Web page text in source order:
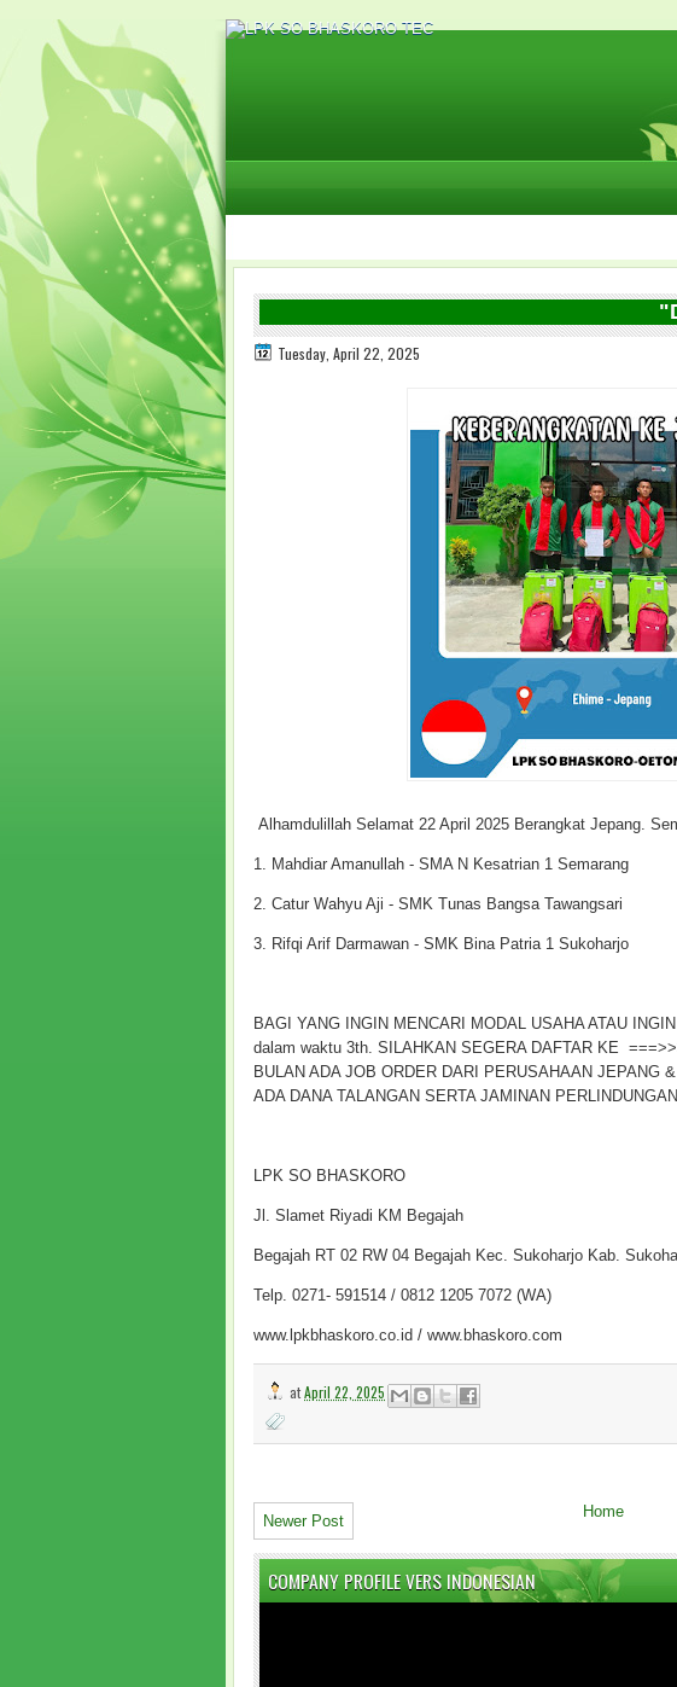
Tuesday, April 22, 2025
Alhamdulillah Selamat 22 April 2025 Berangkat Jepang.
1. Mahdiar Amanullah - SMA N Kesatrian 1 Semarang
2. Catur Wahyu Aji - SMK Tunas Bangsa Tawangsari
3. Rifqi Arif Darmawan - SMK Bina Patria 1 Sukoharjo
BAGI YANG INGIN MENCARI MODAL USAHA ATAU
dalam waktu 3th. SILAHKAN SEGERA DAFTAR KE
BULAN ADA JOB ORDER DARI PERUSAHAAN JEPANG
ADA DANA TALANGAN SERTA JAMINAN
LPK SO BHASKORO
Jl. Slamet Riyadi KM Begajah
Begajah RT 02 RW 04 Begajah Kec. Sukoharjo Kab.
Telp. 0271- 591514 / 0812 1205 7072 (WA)
www.lpkbhaskoro.co.id / www.bhaskoro.com
atApril 22, 2025
Newer Post
Home
COMPANY PROFILE VERS INDONESIAN